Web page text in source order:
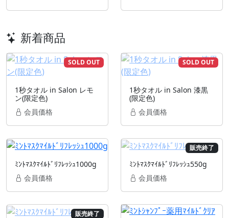
新着商品
SOLD OUT
1秒タオル in Salon レモ
ン(限定色)
会員価格
SOLD OUT
1秒タオル in Salon 漆黒
(限定色)
会員価格
ﾐﾝﾄﾏｽｸﾏｲﾙﾄﾞﾘﾌﾚｯｼｭ1000g
会員価格
販売終了
ﾐﾝﾄﾏｽｸﾏｲﾙﾄﾞﾘﾌﾚｯｼｭ550g
会員価格
販売終了